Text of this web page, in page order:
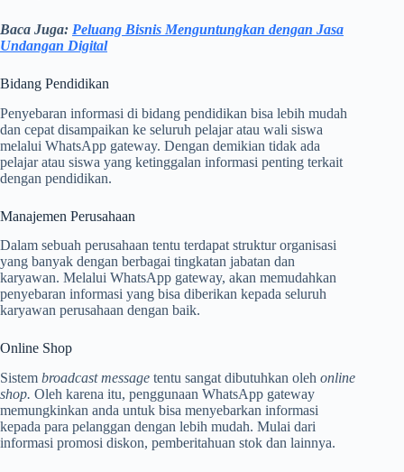
Baca Juga: Peluang Bisnis Menguntungkan dengan Jasa
Undangan Digital
Bidang Pendidikan
Penyebaran informasi di bidang pendidikan bisa lebih mudah
dan cepat disampaikan ke seluruh pelajar atau wali siswa
melalui WhatsApp gateway. Dengan demikian tidak ada
pelajar atau siswa yang ketinggalan informasi penting terkait
dengan pendidikan.
Manajemen Perusahaan
Dalam sebuah perusahaan tentu terdapat struktur organisasi
yang banyak dengan berbagai tingkatan jabatan dan
karyawan. Melalui WhatsApp gateway, akan memudahkan
penyebaran informasi yang bisa diberikan kepada seluruh
karyawan perusahaan dengan baik.
Online Shop
Sistem broadcast message tentu sangat dibutuhkan oleh online
shop. Oleh karena itu, penggunaan WhatsApp gateway
memungkinkan anda untuk bisa menyebarkan informasi
kepada para pelanggan dengan lebih mudah. Mulai dari
informasi promosi diskon, pemberitahuan stok dan lainnya.